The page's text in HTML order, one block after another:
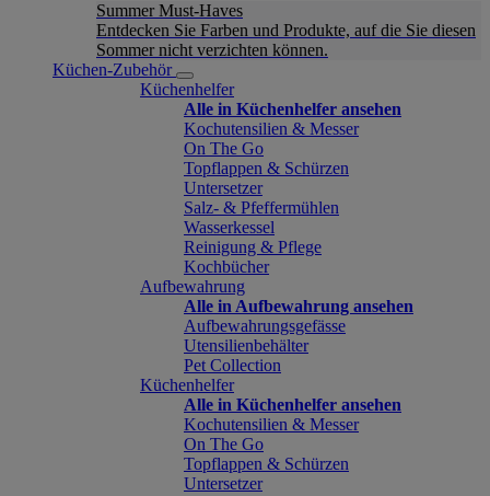
Summer Must-Haves
Entdecken Sie Farben und Produkte, auf die Sie diesen
Sommer nicht verzichten können.
Küchen-Zubehör
Küchenhelfer
Alle in Küchenhelfer ansehen
Kochutensilien & Messer
On The Go
Topflappen & Schürzen
Untersetzer
Salz- & Pfeffermühlen
Wasserkessel
Reinigung & Pflege
Kochbücher
Aufbewahrung
Alle in Aufbewahrung ansehen
Aufbewahrungsgefässe
Utensilienbehälter
Pet Collection
Küchenhelfer
Alle in Küchenhelfer ansehen
Kochutensilien & Messer
On The Go
Topflappen & Schürzen
Untersetzer